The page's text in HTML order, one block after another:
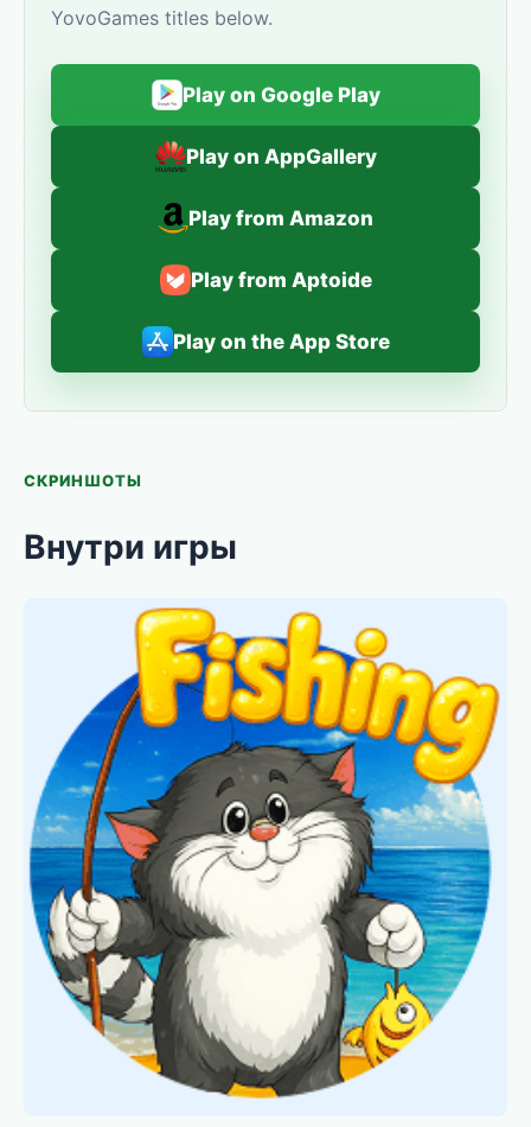
YovoGames titles below.
Play on Google Play
Play on AppGallery
Play from Amazon
Play from Aptoide
Play on the App Store
СКРИНШОТЫ
Внутри игры